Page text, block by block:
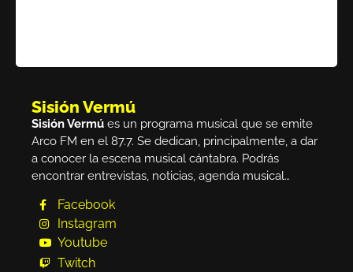
Sisión Vermú
Sisión Vermú es un programa musical que se emite
Arco FM en el 87.7. Se dedican, principalmente, a dar
a conocer la escena musical cántabra. Podrás
encontrar entrevistas, noticias, agenda musical…
Facebook
Instagram
Youtube
Twitch